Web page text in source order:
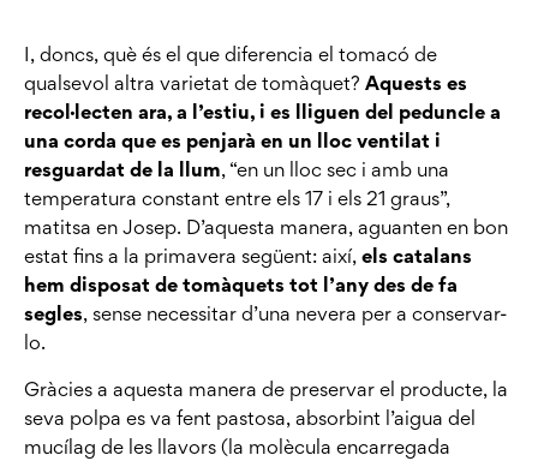
I, doncs, què és el que diferencia el tomacó de
qualsevol altra varietat de tomàquet? Aquests es
recol·lecten ara, a l’estiu, i es lliguen del peduncle a
una corda que es penjarà en un lloc ventilat i
resguardat de la llum, “en un lloc sec i amb una
temperatura constant entre els 17 i els 21 graus”,
matitsa en Josep. D’aquesta manera, aguanten en bon
estat fins a la primavera següent: així, els catalans
hem disposat de tomàquets tot l’any des de fa
segles, sense necessitar d’una nevera per a conservar-
lo.
Gràcies a aquesta manera de preservar el producte, la
seva polpa es va fent pastosa, absorbint l’aigua del
mucílag de les llavors (la molècula encarregada